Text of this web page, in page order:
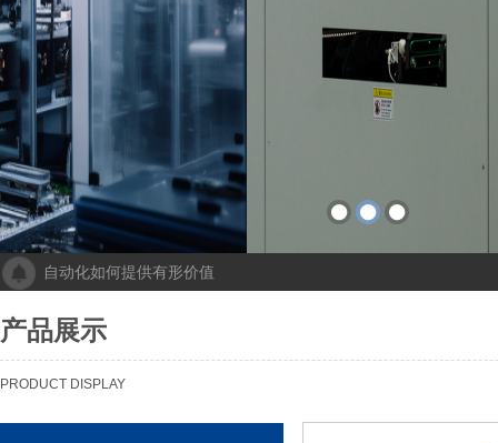
自动化如何提供有形价值
“未来工厂”啥样？机器人生“匠心”自动化会“上网”
个性化批量生产，灵活性显著提高！Faulhaber加速推动自动化生产
产品展示
PRODUCT DISPLAY